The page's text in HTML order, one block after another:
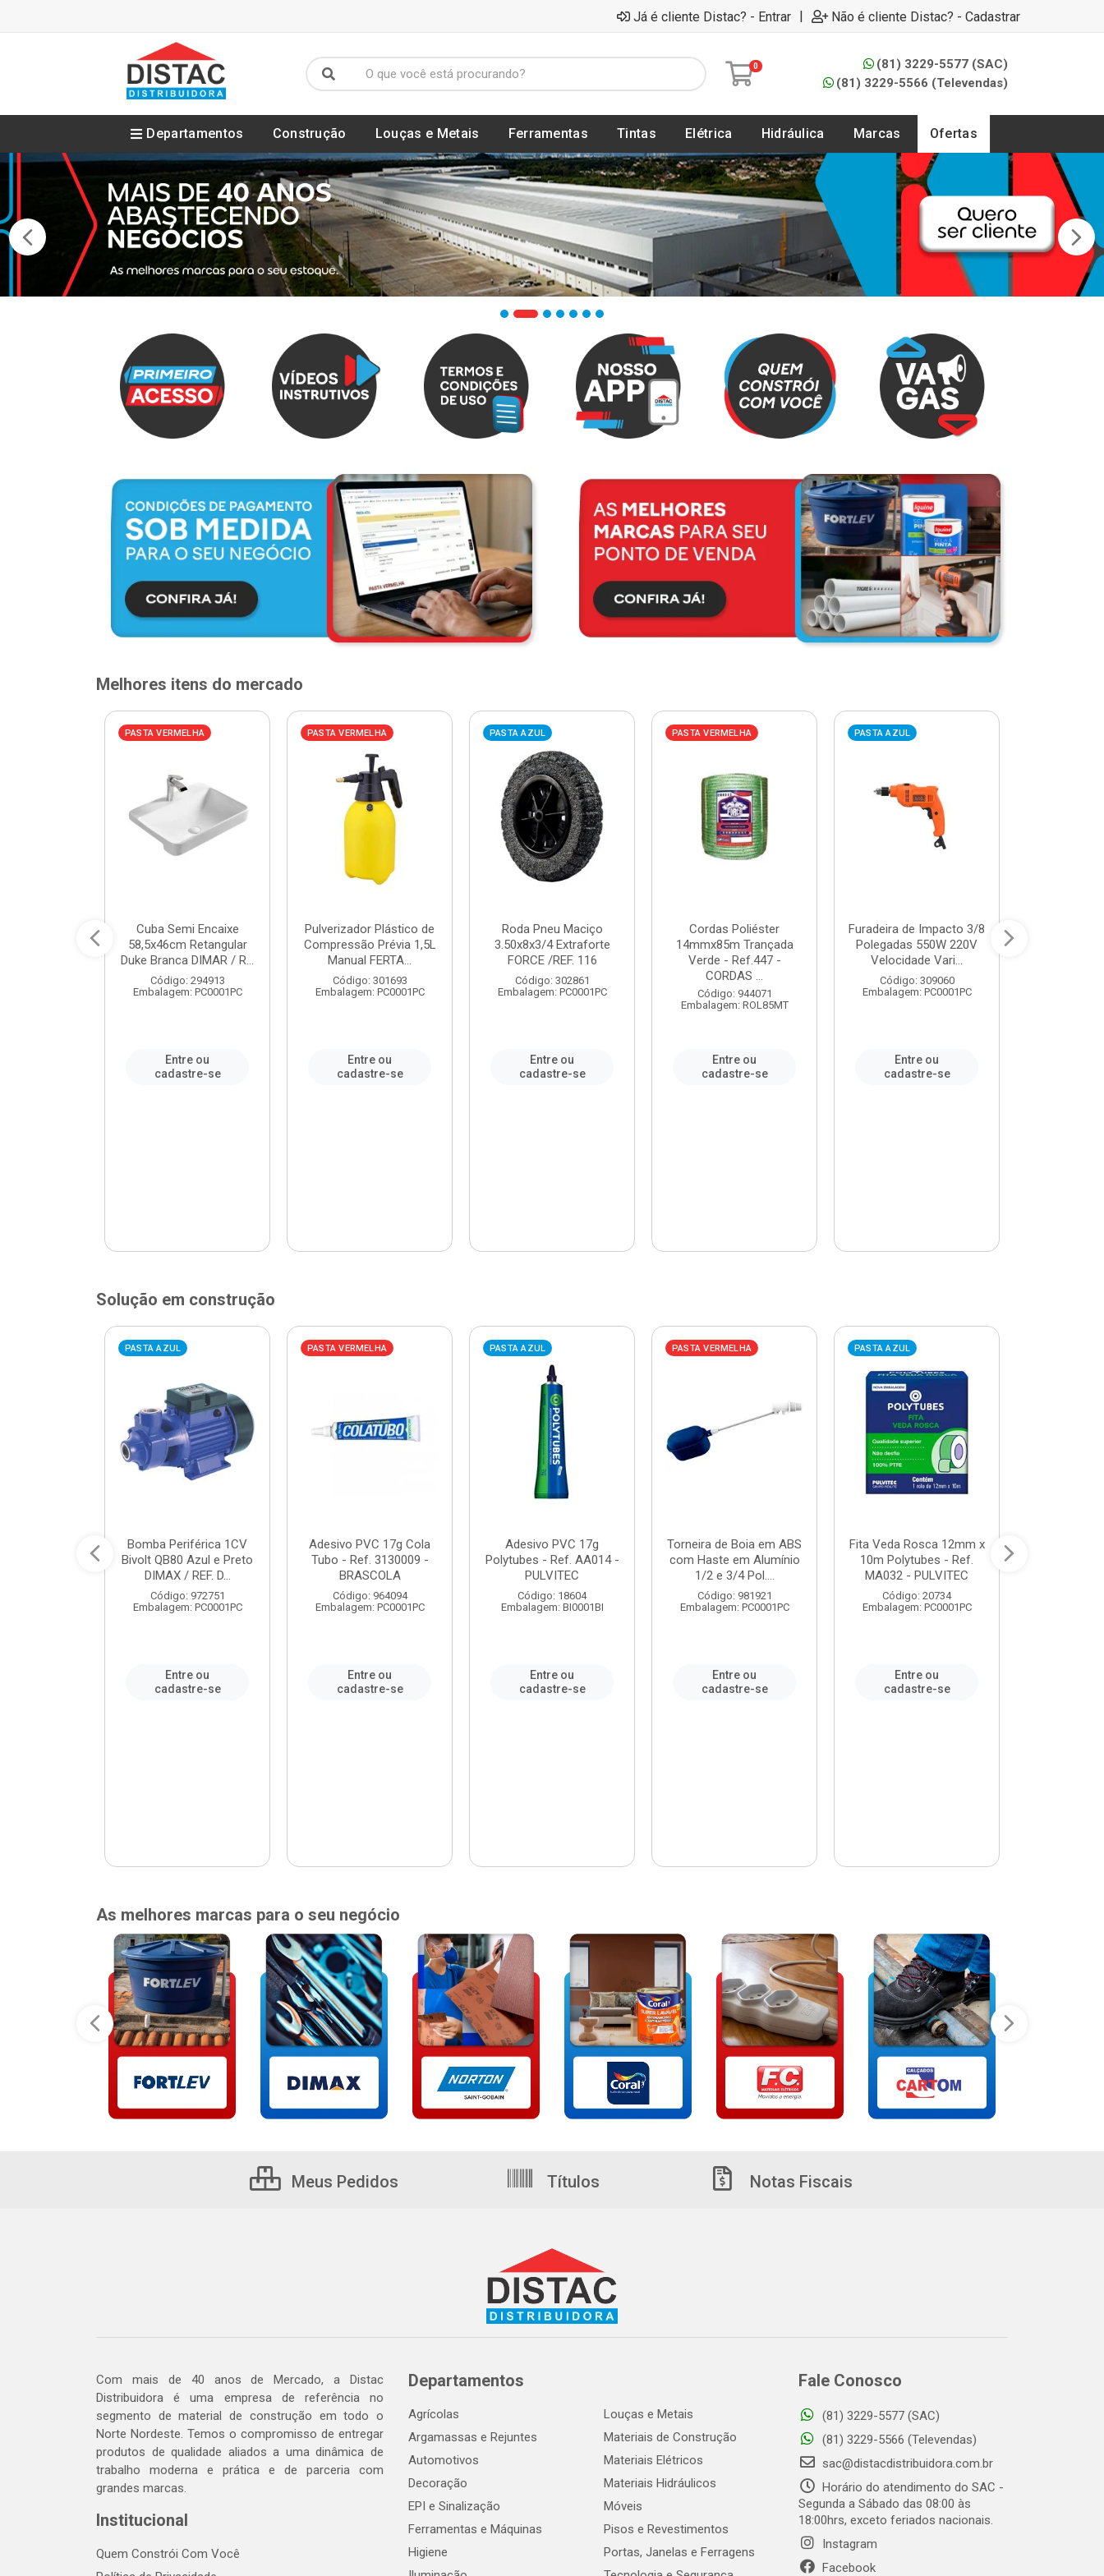
Já é cliente Distac? - Entrar | Não é cliente Distac? - Cadastrar
0
(81) 3229-5577 (SAC)
(81) 3229-5566 (Televendas)
Departamentos Construção Louças e Metais Ferramentas Tintas Elétrica Hidráulica Marcas Ofertas
Melhores itens do mercado
PASTA VERMELHA
Cuba Semi Encaixe
58,5x46cm Retangular
Duke Branca DIMAR / R...
Código: 294913
Embalagem: PC0001PC
Entre ou
cadastre-se
PASTA VERMELHA
Pulverizador Plástico de
Compressão Prévia 1,5L
Manual FERTA...
Código: 301693
Embalagem: PC0001PC
Entre ou
cadastre-se
PASTA AZUL
Roda Pneu Maciço
3.50x8x3/4 Extraforte
FORCE /REF. 116
Código: 302861
Embalagem: PC0001PC
Entre ou
cadastre-se
PASTA VERMELHA
Cordas Poliéster
14mmx85m Trançada
Verde - Ref.447 -
CORDAS ...
Código: 944071
Embalagem: ROL85MT
Entre ou
cadastre-se
PASTA AZUL
Furadeira de Impacto 3/8
Polegadas 550W 220V
Velocidade Vari...
Código: 309060
Embalagem: PC0001PC
Entre ou
cadastre-se
Solução em construção
PASTA AZUL
Bomba Periférica 1CV
Bivolt QB80 Azul e Preto
DIMAX / REF. D...
Código: 972751
Embalagem: PC0001PC
Entre ou
cadastre-se
PASTA VERMELHA
Adesivo PVC 17g Cola
Tubo - Ref. 3130009 -
BRASCOLA
Código: 964094
Embalagem: PC0001PC
Entre ou
cadastre-se
PASTA AZUL
Adesivo PVC 17g
Polytubes - Ref. AA014 -
PULVITEC
Código: 18604
Embalagem: BI0001BI
Entre ou
cadastre-se
PASTA VERMELHA
Torneira de Boia em ABS
com Haste em Alumínio
1/2 e 3/4 Pol....
Código: 981921
Embalagem: PC0001PC
Entre ou
cadastre-se
PASTA AZUL
Fita Veda Rosca 12mm x
10m Polytubes - Ref.
MA032 - PULVITEC
Código: 20734
Embalagem: PC0001PC
Entre ou
cadastre-se
As melhores marcas para o seu negócio
Meus Pedidos Títulos Notas Fiscais
Com mais de 40 anos de Mercado, a Distac
Distribuidora é uma empresa de referência no
segmento de material de construção em todo o
Norte Nordeste. Temos o compromisso de entregar
produtos de qualidade aliados a uma dinâmica de
trabalho moderna e prática e de parceria com
grandes marcas.
Institucional
Quem Constrói Com Você
Departamentos
Agrícolas
Argamassas e Rejuntes
Automotivos
Decoração
EPI e Sinalização
Ferramentas e Máquinas
Higiene
Louças e Metais
Materiais de Construção
Materiais Elétricos
Materiais Hidráulicos
Móveis
Pisos e Revestimentos
Portas, Janelas e Ferragens
Fale Conosco
(81) 3229-5577 (SAC)
(81) 3229-5566 (Televendas)
sac@distacdistribuidora.com.br
Horário do atendimento do SAC -
Segunda a Sábado das 08:00 às
18:00hrs, exceto feriados nacionais.
Instagram
Facebook